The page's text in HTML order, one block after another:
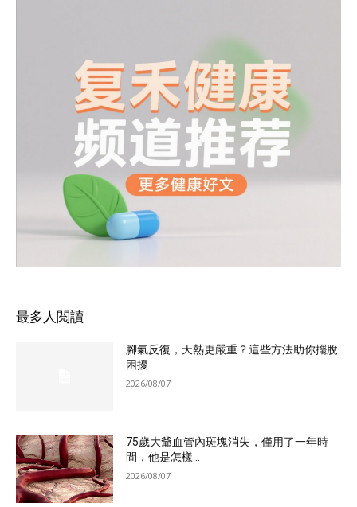
最多人閱讀
腳氣反復，天熱更嚴重？這些方法助你擺脫
困擾
2026/08/07
75歲大爺血管內斑塊消失，僅用了一年時
間，他是怎樣...
2026/08/07